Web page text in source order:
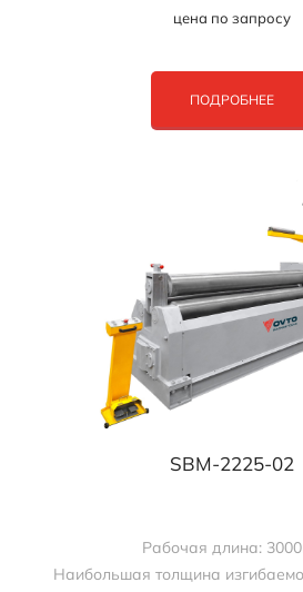
цена по запросу
ПОДРОБНЕЕ
SBM-2225-02
Рабочая длина:
Наибольшая толщина